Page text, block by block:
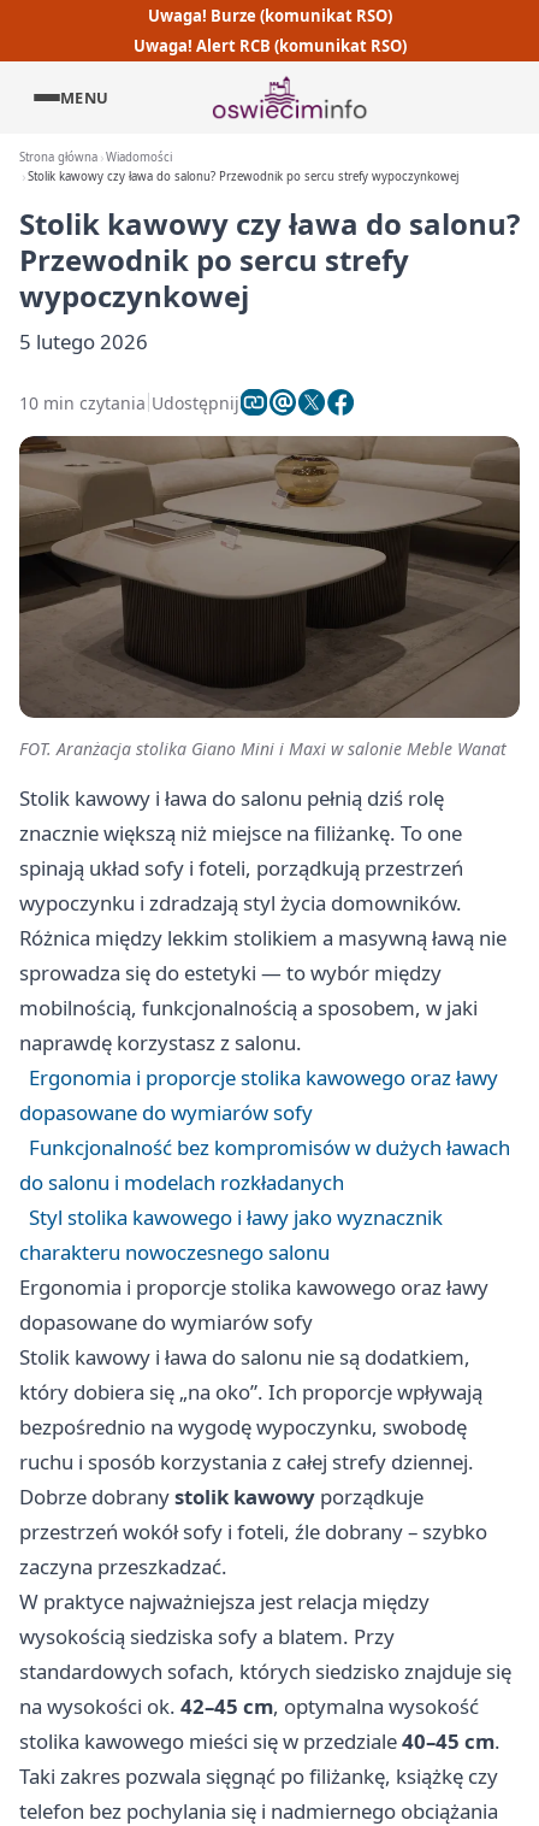
Uwaga! Burze (komunikat RSO)
Uwaga! Alert RCB (komunikat RSO)
MENU
Strona główna Wiadomości
Stolik kawowy czy ława do salonu? Przewodnik po sercu strefy wypoczynkowej
Stolik kawowy czy ława do salonu?
Przewodnik po sercu strefy
wypoczynkowej
5 lutego 2026
10 min czytania Udostępnij
FOT. Aranżacja stolika Giano Mini i Maxi w salonie Meble Wanat
Stolik kawowy i ława do salonu pełnią dziś rolę
znacznie większą niż miejsce na filiżankę. To one
spinają układ sofy i foteli, porządkują przestrzeń
wypoczynku i zdradzają styl życia domowników.
Różnica między lekkim stolikiem a masywną ławą nie
sprowadza się do estetyki — to wybór między
mobilnością, funkcjonalnością a sposobem, w jaki
naprawdę korzystasz z salonu.
Ergonomia i proporcje stolika kawowego oraz ławy
dopasowane do wymiarów sofy
Funkcjonalność bez kompromisów w dużych ławach
do salonu i modelach rozkładanych
Styl stolika kawowego i ławy jako wyznacznik
charakteru nowoczesnego salonu
Ergonomia i proporcje stolika kawowego oraz ławy
dopasowane do wymiarów sofy
Stolik kawowy i ława do salonu nie są dodatkiem,
który dobiera się „na oko”. Ich proporcje wpływają
bezpośrednio na wygodę wypoczynku, swobodę
ruchu i sposób korzystania z całej strefy dziennej.
Dobrze dobranystolik kawowy porządkuje
przestrzeń wokół sofy i foteli, źle dobrany – szybko
zaczyna przeszkadzać.
W praktyce najważniejsza jest relacja między
wysokością siedziska sofy a blatem. Przy
standardowych sofach, których siedzisko znajduje się
na wysokości ok. 42–45 cm, optymalna wysokość
stolika kawowego mieści się w przedziale40–45 cm.
Taki zakres pozwala sięgnąć po filiżankę, książkę czy
telefon bez pochylania się i nadmiernego obciążania